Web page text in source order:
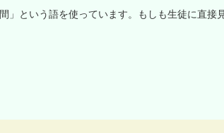
という語を使っています。もしも生徒に直